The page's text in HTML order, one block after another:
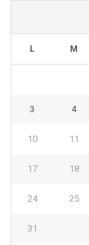
L M
3 4
10 11
17 18
24 25
31